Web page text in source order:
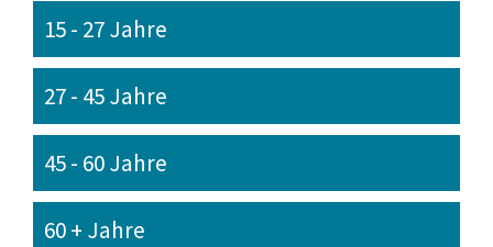
15 - 27 Jahre
27 - 45 Jahre
45 - 60 Jahre
60 + Jahre